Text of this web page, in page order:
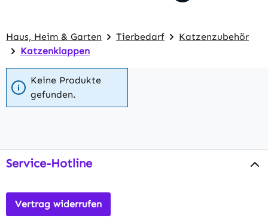
Haus, Heim & Garten Tierbedarf
Katzenzubehör
Katzenklappen
Keine Produkte
gefunden.
Service-Hotline
Vertrag widerrufen